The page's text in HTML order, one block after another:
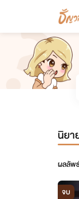
นิยา
ผลลัพ
จบ